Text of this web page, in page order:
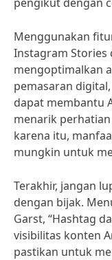
Menggunakan
Instagram Stories
mengoptimalkan
pemasaran
dapat membantu
menarik
karena itu,
mungkin untuk
Terakhir, jangan
dengan bijak.
Garst, “Hashtag
visibilitas konten
pastikan untuk